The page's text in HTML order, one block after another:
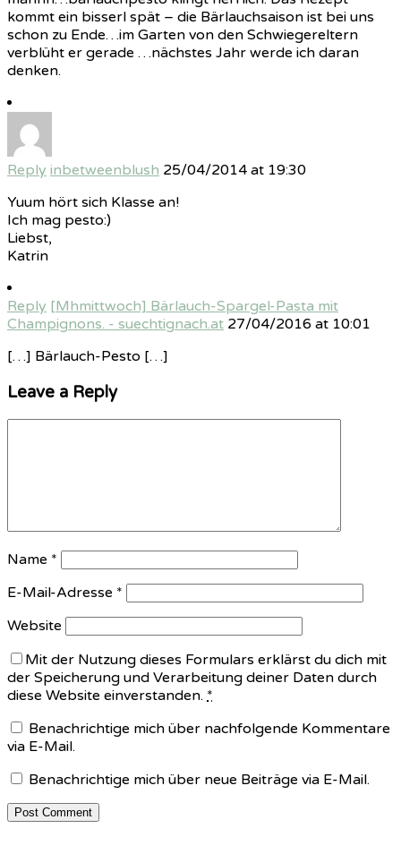
kommt ein bisserl spät – die Bärlauchsaison ist bei uns
schon zu Ende…im Garten von den Schwiegereltern
verblüht er gerade …nächstes Jahr werde ich daran
denken.
Reply inbetweenblush 25/04/2014 at 19:30
Yuum hört sich Klasse an!
Ich mag pesto:)
Liebst,
Katrin
Reply [Mhmittwoch] Bärlauch-Spargel-Pasta mit
Champignons. - suechtignach.at 27/04/2016 at 10:01
[…] Bärlauch-Pesto […]
Leave a Reply
Name *
E-Mail-Adresse *
Website
Mit der Nutzung dieses Formulars erklärst du dich mit
der Speicherung und Verarbeitung deiner Daten durch
diese Website einverstanden. *
Benachrichtige mich über nachfolgende Kommentare
via E-Mail.
Benachrichtige mich über neue Beiträge via E-Mail.